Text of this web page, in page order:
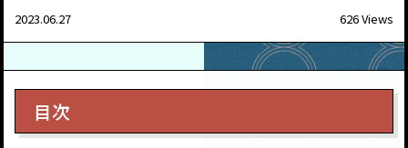
2023.06.27 626 Views
目次